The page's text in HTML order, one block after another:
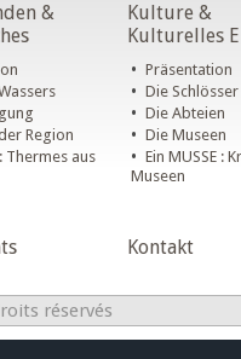
&
Kulture &
Kulturelles
Region
Thermes aus
• Präsentation
• Die Schlösser
• Die Abteien
• Die Museen
• Ein MUSSE :
Museen
Kontakt
réservés